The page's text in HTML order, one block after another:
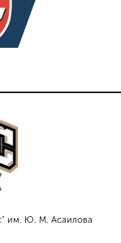
им. Ю. М. Асаилова